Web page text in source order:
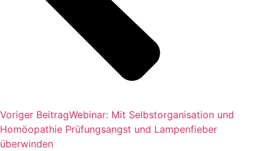
Voriger BeitragWebinar: Mit Selbstorganisation und
Homöopathie Prüfungsangst und Lampenfieber
überwinden